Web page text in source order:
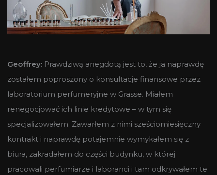
Geoffrey: Prawdziwą anegdotą jest to, że ja naprawdę
zostałem poproszony o konsultacje finansowe przez
laboratorium perfumeryjne w Grasse. Miałem
renegocjować ich linie kredytowe – w tym się
specjalizowałem. Zawarłem z nimi sześciomiesięczny
kontrakt i naprawdę potajemnie wymykałem się z
biura, zakradałem do części budynku, w której
pracowali perfumiarze i laboranci i tam odkrywałem te